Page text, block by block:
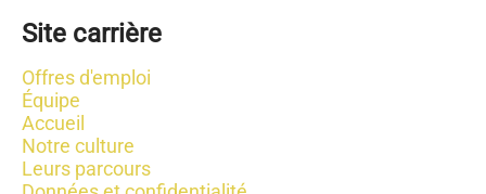
Site carrière
Offres d'emploi
Équipe
Accueil
Notre culture
Leurs parcours